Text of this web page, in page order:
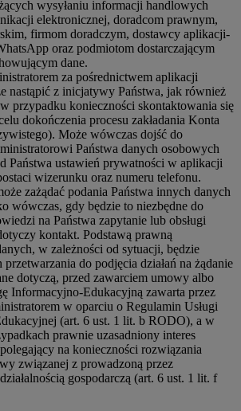
wysyłaniu informacji handlowych
elektronicznej, doradcom prawnym,
firmom doradczym, dostawcy aplikacji-
oraz podmiotom dostarczającym
dane.
za pośrednictwem aplikacji
nastąpić z inicjatywy Państwa, jak również
przypadku konieczności skontaktowania się
dokończenia procesu zakładania Konta
Może wówczas dojść do
Państwa danych osobowych
Państwa ustawień prywatności w aplikacji
wizerunku oraz numeru telefonu.
zażądać podania Państwa innych danych
wówczas, gdy będzie to niezbędne do
na Państwa zapytanie lub obsługi
kontakt. Podstawą prawną
w zależności od sytuacji, będzie
przetwarzania do podjęcia działań na żądanie
dotyczą, przed zawarciem umowy albo
Informacyjno-Edukacyjną zawarta przez
w oparciu o Regulamin Usługi
(art. 6 ust. 1 lit. b RODO), a w
prawnie uzasadniony interes
na konieczności rozwiązania
związanej z prowadzoną przez
gospodarczą (art. 6 ust. 1 lit. f